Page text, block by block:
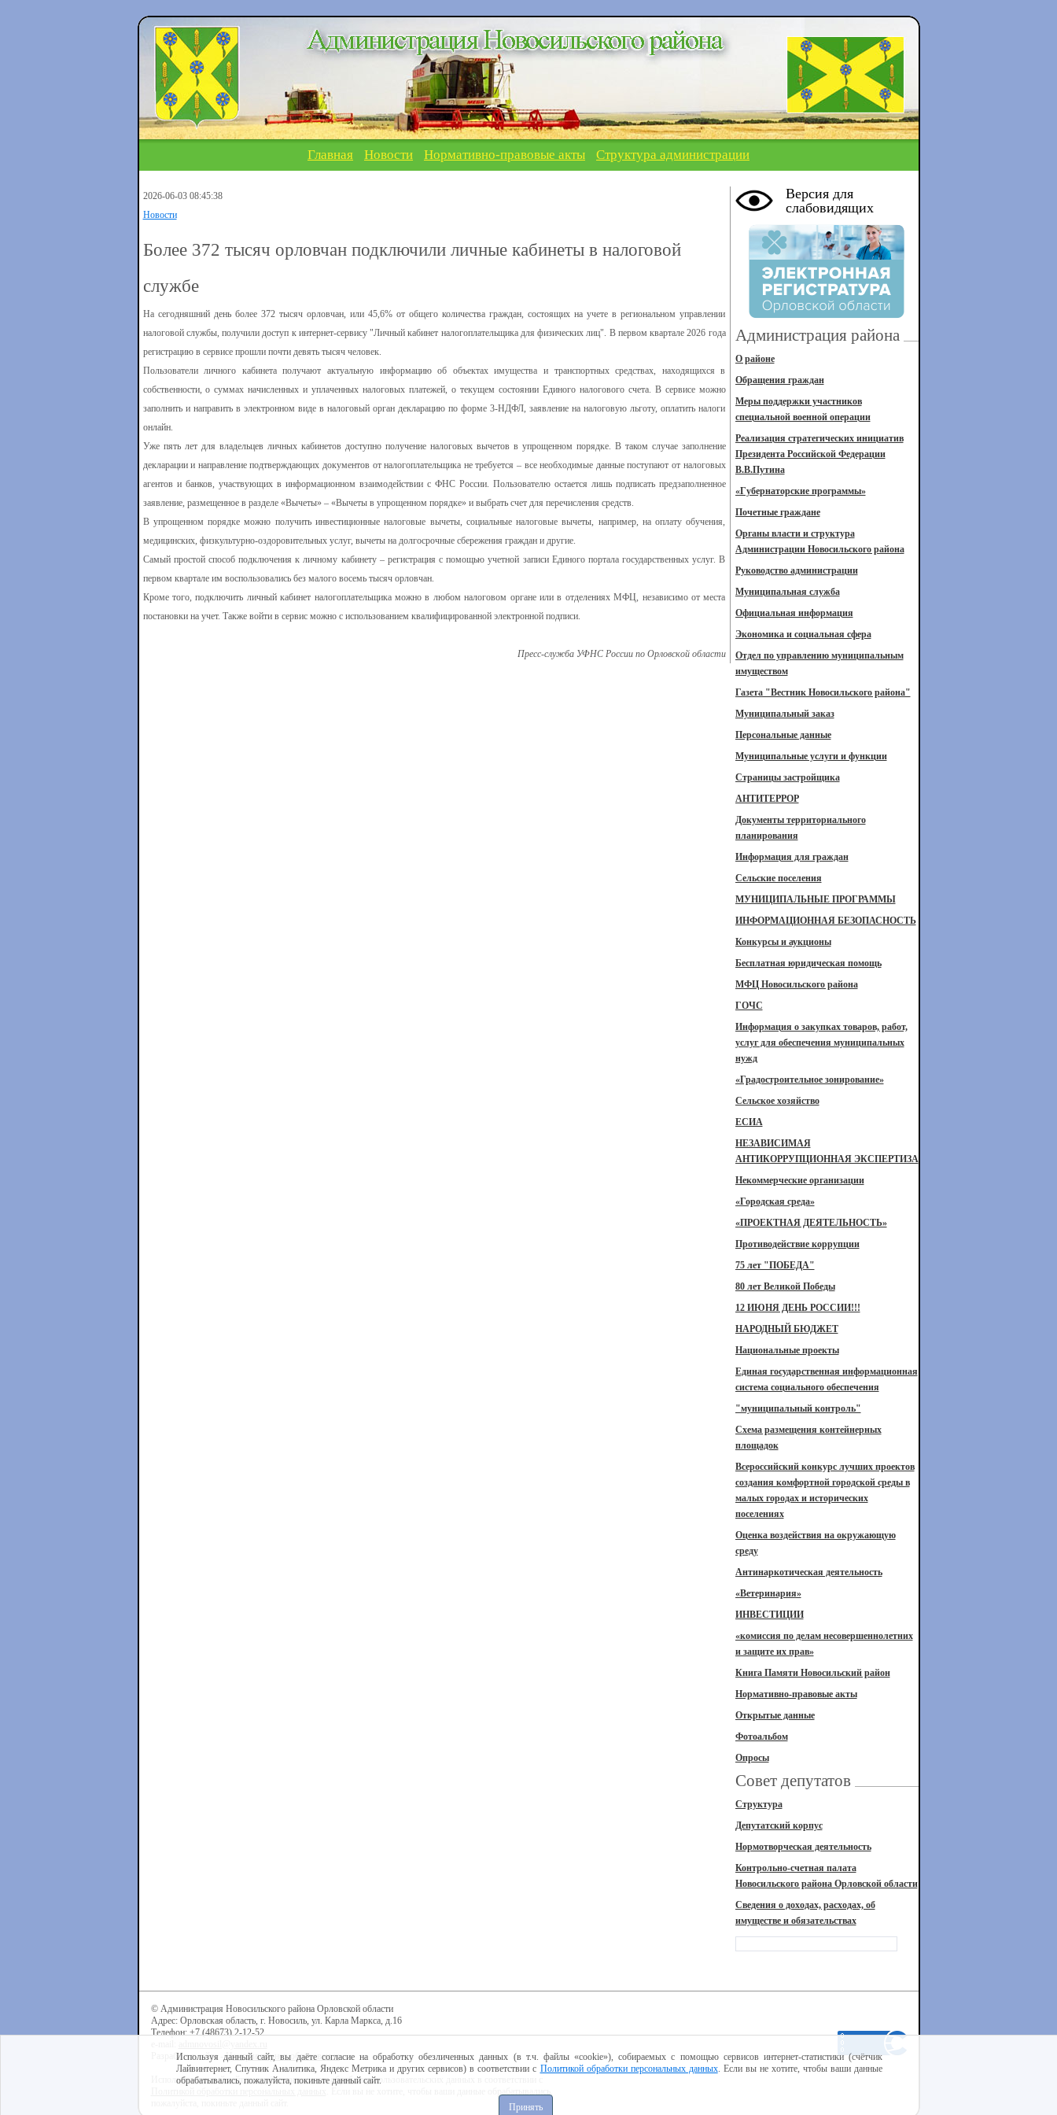
Главная Новости Нормативно-правовые акты Структура администрации
2026-06-03 08:45:38
Новости
Более 372 тысяч орловчан подключили личные кабинеты в налоговой
службе
На сегодняшний день более 372 тысяч орловчан, или 45,6% от общего количества граждан, состоящих на учете в региональном управлении
налоговой службы, получили доступ к интернет-сервису "Личный кабинет налогоплательщика для физических лиц". В первом квартале 2026 года
регистрацию в сервисе прошли почти девять тысяч человек.
Пользователи личного кабинета получают актуальную информацию об объектах имущества и транспортных средствах, находящихся в
собственности, о суммах начисленных и уплаченных налоговых платежей, о текущем состоянии Единого налогового счета. В сервисе можно
заполнить и направить в электронном виде в налоговый орган декларацию по форме 3-НДФЛ, заявление на налоговую льготу, оплатить налоги
онлайн.
Уже пять лет для владельцев личных кабинетов доступно получение налоговых вычетов в упрощенном порядке. В таком случае заполнение
декларации и направление подтверждающих документов от налогоплательщика не требуется – все необходимые данные поступают от налоговых
агентов и банков, участвующих в информационном взаимодействии с ФНС России. Пользователю остается лишь подписать предзаполненное
заявление, размещенное в разделе «Вычеты» – «Вычеты в упрощенном порядке» и выбрать счет для перечисления средств.
В упрощенном порядке можно получить инвестиционные налоговые вычеты, социальные налоговые вычеты, например, на оплату обучения,
медицинских, физкультурно-оздоровительных услуг, вычеты на долгосрочные сбережения граждан и другие.
Самый простой способ подключения к личному кабинету – регистрация с помощью учетной записи Единого портала государственных услуг. В
первом квартале им воспользовались без малого восемь тысяч орловчан.
Кроме того, подключить личный кабинет налогоплательщика можно в любом налоговом органе или в отделениях МФЦ, независимо от места
постановки на учет. Также войти в сервис можно с использованием квалифицированной электронной подписи.
Пресс-служба УФНС России по Орловской области
Версия для
слабовидящих
Администрация района
О районе
Обращения граждан
Меры поддержки участников
специальной военной операции
Реализация стратегических инициатив
Президента Российской Федерации
В.В.Путина
«Губернаторские программы»
Почетные граждане
Органы власти и структура
Администрации Новосильского района
Руководство администрации
Муниципальная служба
Официальная информация
Экономика и социальная сфера
Отдел по управлению муниципальным
имуществом
Газета "Вестник Новосильского района"
Муниципальный заказ
Персональные данные
Муниципальные услуги и функции
Страницы застройщика
АНТИТЕРРОР
Документы территориального
планирования
Информация для граждан
Сельские поселения
МУНИЦИПАЛЬНЫЕ ПРОГРАММЫ
ИНФОРМАЦИОННАЯ БЕЗОПАСНОСТЬ
Конкурсы и аукционы
Бесплатная юридическая помощь
МФЦ Новосильского района
ГОЧС
Информация о закупках товаров, работ,
услуг для обеспечения муниципальных
нужд
«Градостроительное зонирование»
Сельское хозяйство
ЕСИА
НЕЗАВИСИМАЯ
АНТИКОРРУПЦИОННАЯ ЭКСПЕРТИЗА
Некоммерческие организации
«Городская среда»
«ПРОЕКТНАЯ ДЕЯТЕЛЬНОСТЬ»
Противодействие коррупции
75 лет "ПОБЕДА"
80 лет Великой Победы
12 ИЮНЯ ДЕНЬ РОССИИ!!!
НАРОДНЫЙ БЮДЖЕТ
Национальные проекты
Единая государственная информационная
система социального обеспечения
"муниципальный контроль"
Схема размещения контейнерных
площадок
Всероссийский конкурс лучших проектов
создания комфортной городской среды в
малых городах и исторических
поселениях
Оценка воздействия на окружающую
среду
Антинаркотическая деятельность
«Ветеринария»
ИНВЕСТИЦИИ
«комиссия по делам несовершеннолетних
и защите их прав»
Книга Памяти Новосильский район
Нормативно-правовые акты
Открытые данные
Фотоальбом
Опросы
Совет депутатов
Структура
Депутатский корпус
Нормотворческая деятельность
Контрольно-счетная палата
Новосильского района Орловской области
Сведения о доходах, расходах, об
имуществе и обязательствах
© Администрация Новосильского района Орловской области
Адрес: Орловская область, г. Новосиль, ул. Карла Маркса, д.16
Телефон: +7 (48673) 2-12-52
Разработка сайта -Центр интернет-образования
Используя данный сайт, вы даёте согласие на обработку пользовательских данных в соответствии с
Используя данный сайт, вы даёте согласие на обработку обезличенных данных (в т.ч. файлы «cookie»), собираемых с помощью сервисов интернет-статистики (счётчик
Лайвинтернет, Спутник Аналитика, Яндекс Метрика и других сервисов) в соответствии с Политикой обработки персональных данных. Если вы не хотите, чтобы ваши данные
обрабатывались, пожалуйста, покиньте данный сайт.
Принять